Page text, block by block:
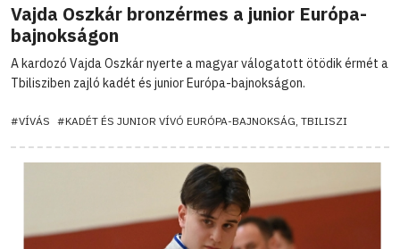
Vajda Oszkár bronzérmes a junior Európa-
bajnokságon
A kardozó Vajda Oszkár nyerte a magyar válogatott ötödik érmét a
Tbilisziben zajló kadét és junior Európa-bajnokságon.
#VÍVÁS #KADÉT ÉS JUNIOR VÍVÓ EURÓPA-BAJNOKSÁG, TBILISZI